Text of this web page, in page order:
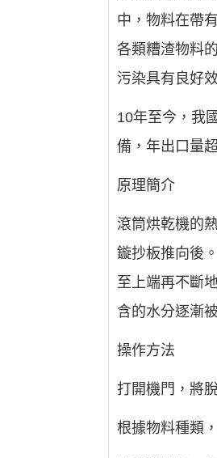
中，物料在帶
各類糟渣物料
污染具有良好
10年至今，我
備，年出口量
原理簡介
滾筒烘乾機的
鏇抄板推向後
至上端再不斷
含的水分逐漸
操作方法
打開機門，將
根據物料種類